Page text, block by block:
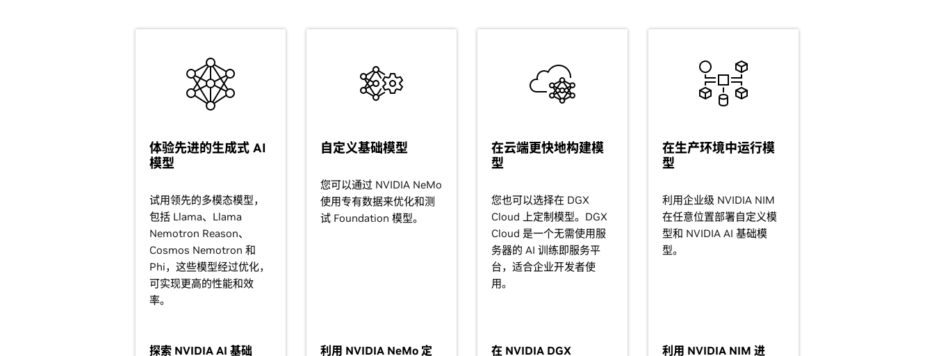
体验先进的生成式 AI
模型
试用领先的多模态模型，
包括 Llama、Llama
Nemotron Reason、
Cosmos Nemotron 和
Phi，这些模型经过优化，
可实现更高的性能和效
率。
探索 NVIDIA AI 基础
自定义基础模型
您可以通过 NVIDIA NeMo
使用专有数据来优化和测
试 Foundation 模型。
利用 NVIDIA NeMo 定
在云端更快地构建模
型
您也可以选择在 DGX
Cloud 上定制模型。DGX
Cloud 是一个无需使用服
务器的 AI 训练即服务平
台，适合企业开发者使
用。
在 NVIDIA DGX
在生产环境中运行模
型
利用企业级 NVIDIA NIM
在任意位置部署自定义模
型和 NVIDIA AI 基础模
型。
利用 NVIDIA NIM 进